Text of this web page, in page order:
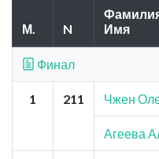
М. N
Имя
Финал
1 211 Чжен
Агеева